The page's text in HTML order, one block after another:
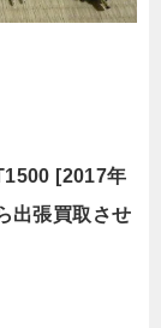
[2017年
出張買取させ